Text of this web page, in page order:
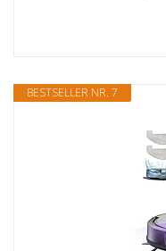
BESTSELLER NR. 7